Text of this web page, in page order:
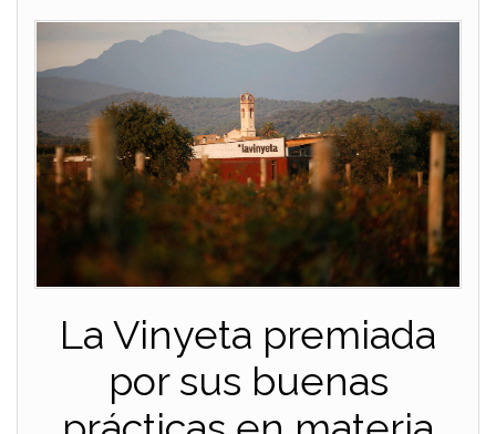
La Vinyeta premiada
por sus buenas